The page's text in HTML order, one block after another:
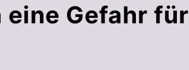
Gefahr für